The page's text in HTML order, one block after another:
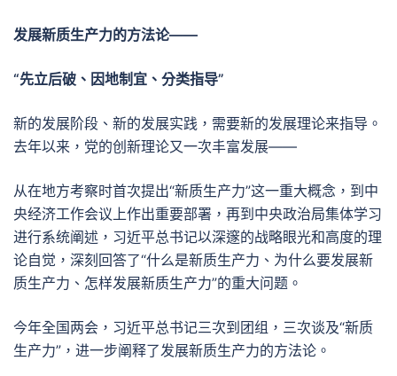
发展新质生产力的方法论——
“先立后破、因地制宜、分类指导”
新的发展阶段、新的发展实践，需要新的发展理论来指导。
去年以来，党的创新理论又一次丰富发展——
从在地方考察时首次提出“新质生产力”这一重大概念，到中
央经济工作会议上作出重要部署，再到中央政治局集体学习
进行系统阐述，习近平总书记以深邃的战略眼光和高度的理
论自觉，深刻回答了“什么是新质生产力、为什么要发展新
质生产力、怎样发展新质生产力”的重大问题。
今年全国两会，习近平总书记三次到团组，三次谈及“新质
生产力”，进一步阐释了发展新质生产力的方法论。